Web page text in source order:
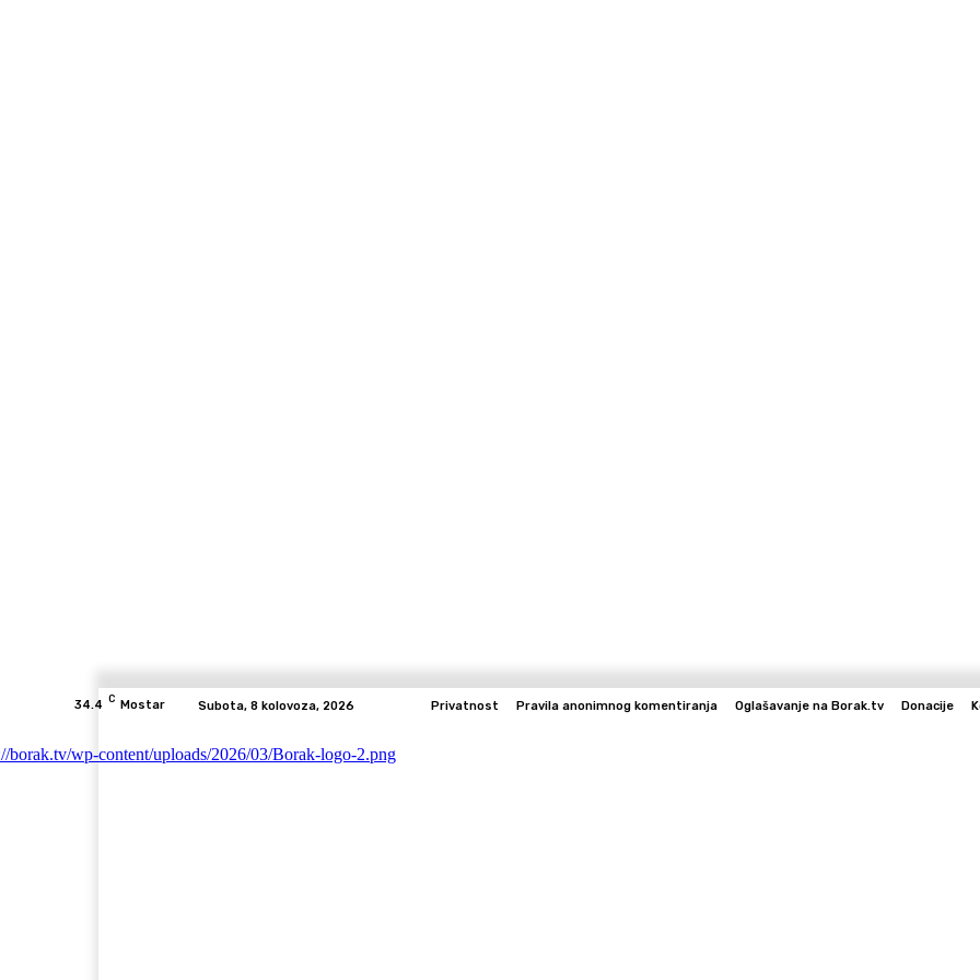
34.4 C Mostar Subota, 8 kolovoza, 2026 Privatnost Pravila anonimnog komentiranja Oglašavanje na Borak.tv Donacije